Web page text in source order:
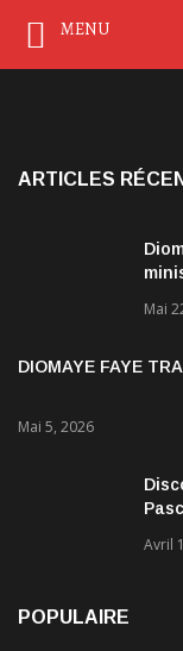
ARTICLES
Mai
DIOMAYE FAYE
Mai 5, 2026
Avril
POPULAIRE
MENU